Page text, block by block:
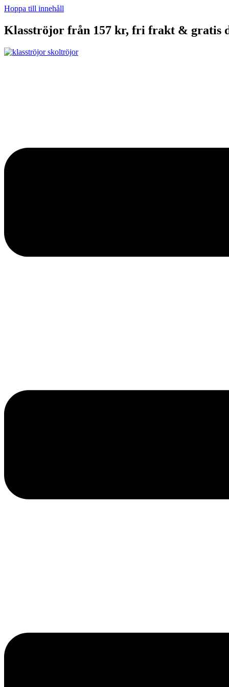
Hoppa till innehåll
Klasströjor från 157 kr, fri frakt & gratis